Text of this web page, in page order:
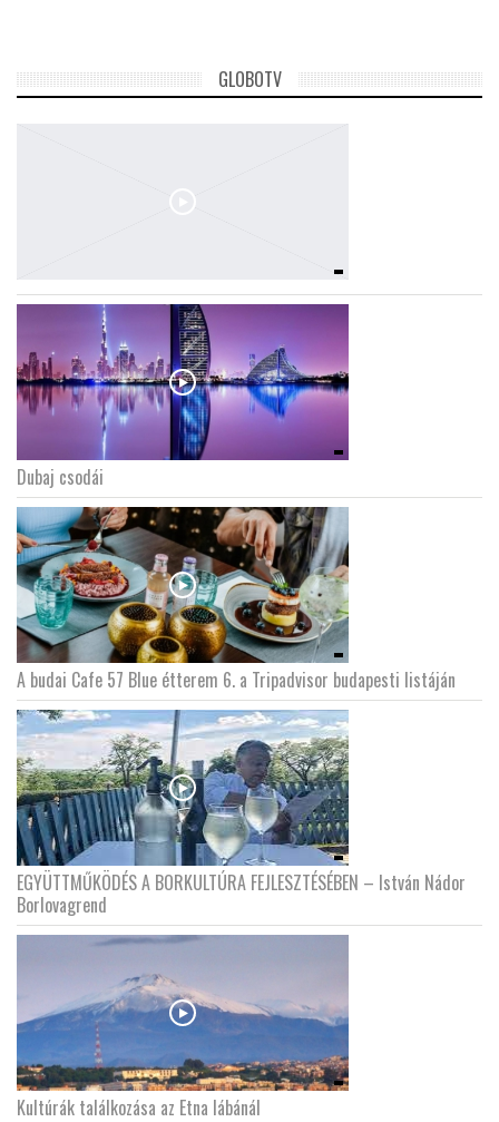
GLOBOTV
Dubaj csodái
A budai Cafe 57 Blue étterem 6. a Tripadvisor budapesti listáján
EGYÜTTMŰKÖDÉS A BORKULTÚRA FEJLESZTÉSÉBEN – István Nádor
Borlovagrend
Kultúrák találkozása az Etna lábánál